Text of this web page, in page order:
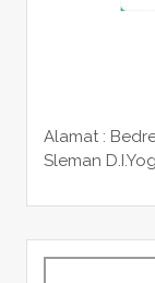
Alamat :
Sleman